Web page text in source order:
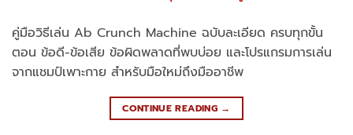
คู่มือวิธีเล่น Ab Crunch Machine ฉบับละเอียด ครบทุกขั้น
ตอน ข้อดี-ข้อเสีย ข้อผิดพลาดที่พบบ่อย และโปรแกรมการเล่น
จากแชมป์เพาะกาย สำหรับมือใหม่ถึงมืออาชีพ
CONTINUE READING →